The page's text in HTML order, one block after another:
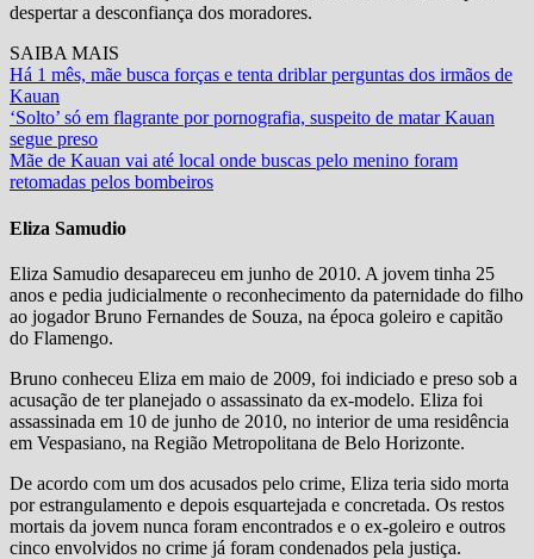
despertar a desconfiança dos moradores.
SAIBA MAIS
Há 1 mês, mãe busca forças e tenta driblar perguntas dos irmãos de
Kauan
‘Solto’ só em flagrante por pornografia, suspeito de matar Kauan
segue preso
Mãe de Kauan vai até local onde buscas pelo menino foram
retomadas pelos bombeiros
Eliza Samudio
Eliza Samudio desapareceu em junho de 2010. A jovem tinha 25
anos e pedia judicialmente o reconhecimento da paternidade do filho
ao jogador Bruno Fernandes de Souza, na época goleiro e capitão
do Flamengo.
Bruno conheceu Eliza em maio de 2009, foi indiciado e preso sob a
acusação de ter planejado o assassinato da ex-modelo. Eliza foi
assassinada em 10 de junho de 2010, no interior de uma residência
em Vespasiano, na Região Metropolitana de Belo Horizonte.
De acordo com um dos acusados pelo crime, Eliza teria sido morta
por estrangulamento e depois esquartejada e concretada. Os restos
mortais da jovem nunca foram encontrados e o ex-goleiro e outros
cinco envolvidos no crime já foram condenados pela justiça.